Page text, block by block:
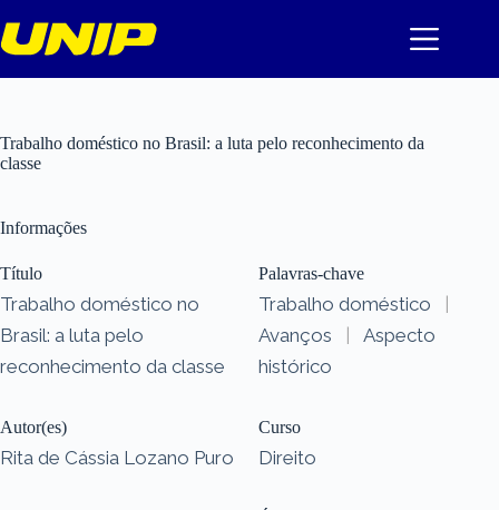
para
o
Trabalho doméstico no Brasil: a luta pelo reconhecimento da
classe
Informações
Título
Trabalho doméstico no
Brasil: a luta pelo
reconhecimento da classe
Autor(es)
Rita de Cássia Lozano Puro
Palavras-chave
Trabalho doméstico
|
Avanços
|
Aspecto
histórico
Curso
Direito